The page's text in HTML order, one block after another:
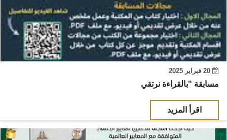
مسابقة "بالقراءة نرتقي
اقرأ المزيد